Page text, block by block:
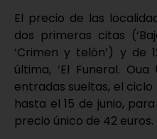
El precio de las
dos primeras citas
‘Crimen y telón’) y de
última, ‘El Funeral.
entradas sueltas, el
hasta el 15 de junio,
precio único de 42 euros.